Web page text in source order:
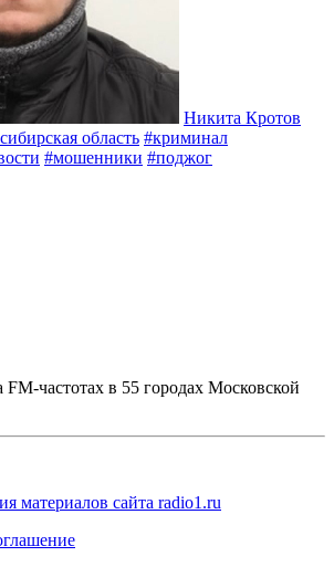
Никита Кротов
область #криминал
#мошенники #поджог
FM-частотах в 55 городах Московской
материалов сайта radio1.ru